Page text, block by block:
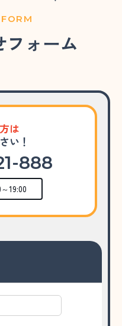
フォーム
は
い！
888
19:00